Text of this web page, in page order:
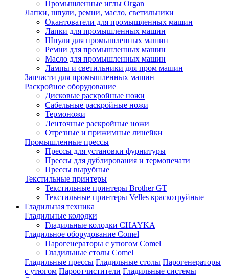
Промышленные иглы Organ
Лапки, шпули, ремни, масло, светильники
Окантователи для промышленных машин
Лапки для промышленных машин
Шпули для промышленных машин
Ремни для промышленных машин
Масло для промышленных машин
Лампы и светильники для пром машин
Запчасти для промышленных машин
Раскройное оборудование
Дисковые раскройные ножи
Сабельные раскройные ножи
Термоножи
Ленточные раскройные ножи
Отрезные и прижимные линейки
Промышленные прессы
Прессы для установки фурнитуры
Прессы для дублирования и термопечати
Прессы вырубные
Текстильные принтеры
Текстильные принтеры Brother GT
Текстильные принтеры Velles краскотруйные
Гладильная техника
Гладильные колодки
Гладильные колодки CHAYKA
Гладильное оборудование Comel
Парогенераторы с утюгом Comel
Гладильные столы Comel
Гладильные прессы Гладильные столы Парогенераторы
с утюгом Пароотчистители Гладильные системы